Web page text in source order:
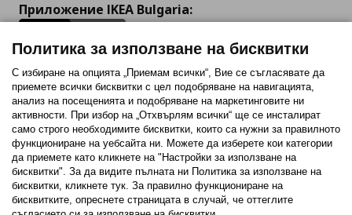
Приложение IKEA Bulgaria:
Последвайте ни:
FacebookTwitterYoutubePinterestInstagram
Политика за използване на бисквитки
С избиране на опцията „Приемам всички“, Вие се съгласявате да
приемете всички бисквитки с цел подобряване на навигацията,
анализ на посещенията и подобряване на маркетинговите ни
активности. При избор на „Отхвърлям всички“ ще се инсталират
само строго необходимитe бисквитки, които са нужни за правилното
функциониране на уебсайта ни. Можете да изберете кои категории
да приемете като кликнете на "Настройки за използване на
бисквитки". За да видите пълната ни Политика за използване на
бисквитки, кликнете тук. За правилно функциониране на
бисквитките, опреснете страницата в случай, че оттеглите